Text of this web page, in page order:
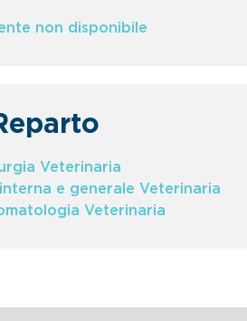
non disponibile
Veterinaria
e generale Veterinaria
Veterinaria